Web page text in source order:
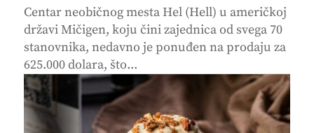
Centar neobičnog mesta Hel (Hell) u američkoj
državi Mičigen, koju čini zajednica od svega 70
stanovnika, nedavno je ponuđen na prodaju za
625.000 dolara, što...